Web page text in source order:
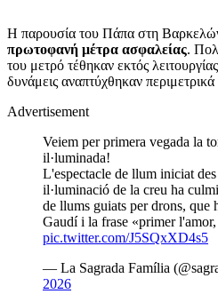
Η παρουσία του Πάπα στη
πρωτοφανή μέτρα ασφαλείας.
του μετρό τέθηκαν εκτός
δυνάμεις αναπτύχθηκαν
Advertisement
Veiem per primera vegada la
il·luminada!
L'espectacle de llum iniciat
il·luminació de la creu ha
de llums guiats per drons, que
Gaudí i la frase «primer l'amor,
pic.twitter.com/J5SQxXD4s5
— La Sagrada Família
2026